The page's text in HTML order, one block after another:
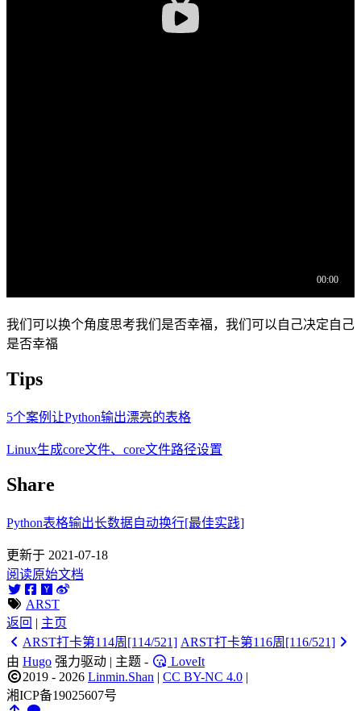
我们可以换个角度思考我们是否幸福，我们可以自己决定自己
是否幸福
Tips
5个案例让Python输出漂亮的表格
Linux生成core文件、core文件路径设置
Share
Python表格输出长数据自动换行[最佳实践]
更新于 2021-07-18
阅读原始文档
ARST
返回 | 主页
ARST打卡第114周[114/521] ARST打卡第116周[116/521]
由 Hugo 强力驱动 | 主题 -
LoveIt
2019 - 2026 Linmin.Shan | CC BY-NC 4.0 |
湘ICP备19025607号